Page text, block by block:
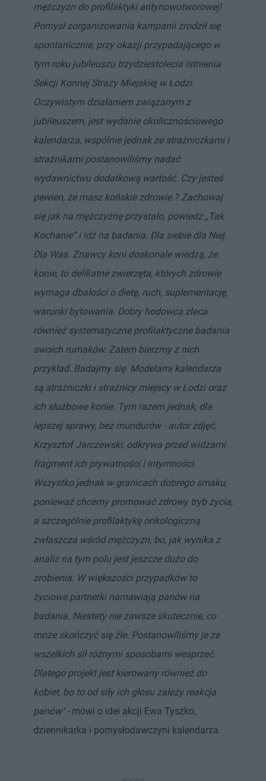
mężczyzn do profilaktyki antynowotworowej!
Pomysł zorganizowania kampanii zrodził się
spontanicznie, przy okazji przypadającego w
tym roku jubileuszu trzydziestolecia istnienia
Sekcji Konnej Straży Miejskiej w Łodzi.
Oczywistym działaniem związanym z
jubileuszem, jest wydanie okolicznościowego
kalendarza, wspólnie jednak ze strażniczkami i
strażnikami postanowiliśmy nadać
wydawnictwu dodatkową wartość. Czy jesteś
pewien, że masz końskie zdrowie ? Zachowaj
się jak na mężczyznę przystało, powiedz „Tak
Kochanie” i idź na badania. Dla siebie dla Niej.
Dla Was. Znawcy koni doskonale wiedzą, że
konie, to delikatne zwierzęta, których zdrowie
wymaga dbałości o dietę, ruch, suplementację,
warunki bytowania. Dobry hodowca zleca
również systematyczne profilaktyczne badania
swoich rumaków. Zatem bierzmy z nich
przykład. Badajmy się. Modelami kalendarza
są strażniczki i strażnicy miejscy w Łodzi oraz
ich służbowe konie. Tym razem jednak, dla
lepszej sprawy, bez mundurów - autor zdjęć,
Krzysztof Jarczewski, odkrywa przed widzami
fragment ich prywatności i intymności.
Wszystko jednak w granicach dobrego smaku,
ponieważ chcemy promować zdrowy tryb życia,
a szczególnie profilaktykę onkologiczną
zwłaszcza wśród mężczyzn, bo, jak wynika z
analiz na tym polu jest jeszcze dużo do
zrobienia. W większości przypadków to
życiowe partnerki namawiają panów na
badania. Niestety nie zawsze skutecznie, co
może skończyć się źle. Postanowiliśmy je ze
wszelkich sił różnymi sposobami wesprzeć.
Dlatego projekt jest kierowany również do
kobiet, bo to od siły ich głosu zależy reakcja
panów" -mówi o idei akcji Ewa Tyszko,
dziennikarka i pomysłodawczyni kalendarza.